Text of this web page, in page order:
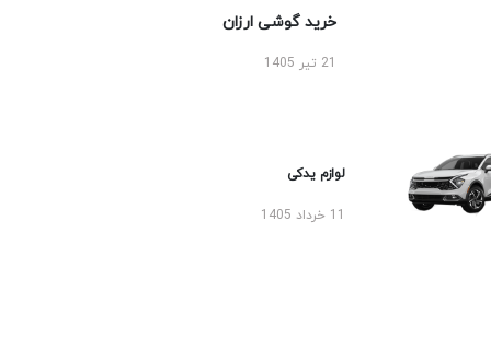
خرید گوشی ارزان
لوازم یدکی